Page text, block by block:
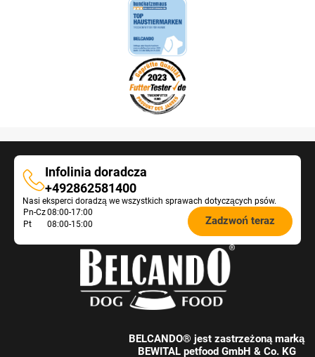
Infolinia doradcza
Infolinia
doradcza
+492862581400
Nasi eksperci doradzą we wszystkich sprawach dotyczących psów.
Öffnungszeiten
Futterberatung:
Pn-Cz08:00-17:00
Pt
08:00-15:00 Zadzwoń teraz
BELCANDO® jest zastrzeżoną marką
BEWITAL petfood GmbH & Co. KG